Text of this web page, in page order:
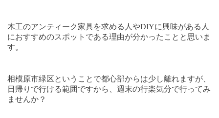
木工のアンティーク家具を求める人やDIYに興味がある人
におすすめのスポットである理由が分かったことと思いま
す。
相模原市緑区ということで都心部からは少し離れますが、
日帰りで行ける範囲ですから、週末の行楽気分で行ってみ
ませんか？